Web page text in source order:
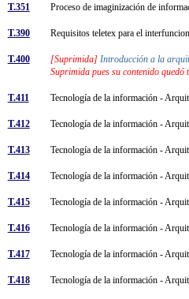
T.351 Proceso de imaginización de
T.390 Requisitos teletex para el
T.400 [Suprimida] Introducción a la
Suprimida pues su contenido quedó
T.411 Tecnología de la información -
T.412 Tecnología de la información -
T.413 Tecnología de la información -
T.414 Tecnología de la información -
T.415 Tecnología de la información -
T.416 Tecnología de la información -
T.417 Tecnología de la información -
T.418 Tecnología de la información -